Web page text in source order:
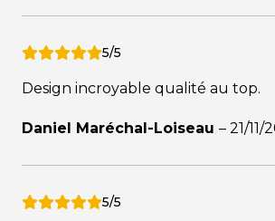
5/5
Design incroyable qualité au top.
Daniel Maréchal-Loiseau – 21/11/
5/5